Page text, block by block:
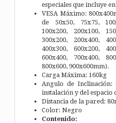
especiales que incluye
VESA Máximo:
de 50x50, 75x75,
100x200, 200x100,
300x200, 200x400,
400x300, 600x200,
600x400, 700x400,
800x600, 900x600mm).
Carga Máxima: 160kg
Angulo de Inclinación:
instalación y del espacio
Distancia de la pared:
Color: Negro
Contenido: